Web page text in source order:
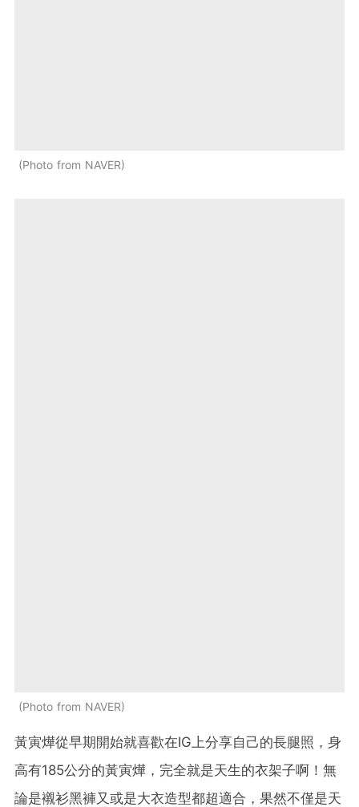
Photo from NAVER
Photo from NAVER
黃寅燁從早期開始就喜歡在IG上分享自己的長腿照，身
高有185公分的黃寅燁，完全就是天生的衣架子啊！無
論是襯衫黑褲又或是大衣造型都超適合，果然不僅是天